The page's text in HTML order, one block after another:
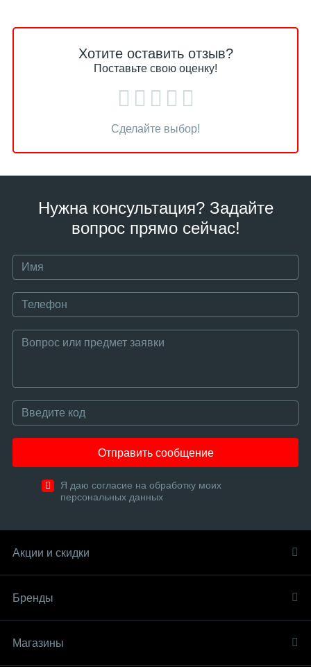
Хотите оставить отзыв?
Поставьте свою оценку!
Сделайте выбор!
Нужна консультация? Задайте
вопрос прямо сейчас!
Отправить сообщение
Я даю согласие на обработку моих
персональных данных
Акции и скидки
Бренды
Магазины